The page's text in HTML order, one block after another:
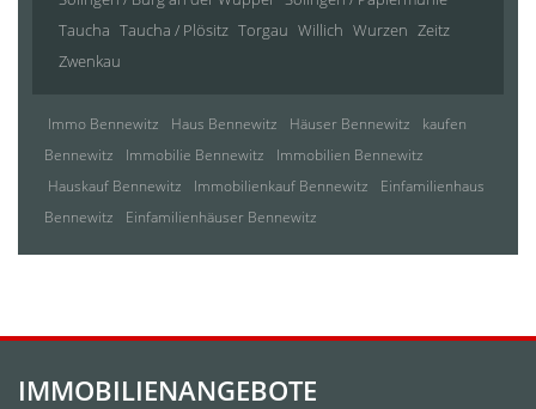
Taucha Taucha / Plösitz Torgau Willich Wurzen Zeitz
Zwenkau
Immo Bennewitz Haus Bennewitz Häuser Bennewitz
kaufen
Bennewitz
Immobilie Bennewitz
Immobilien Bennewitz
Hauskauf Bennewitz
Immobilienkauf Bennewitz
Einfamilienhaus
Bennewitz
Einfamilienhäuser Bennewitz
IMMOBILIENANGEBOTE